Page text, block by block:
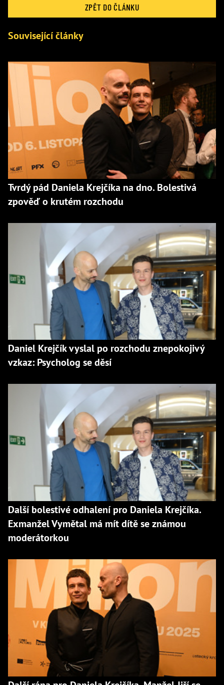
ZPĚT DO ČLÁNKU
Související články
Tvrdý pád Daniela Krejčíka na dno. Bolestivá
zpověď o krutém rozchodu
Daniel Krejčík vyslal po rozchodu znepokojivý
vzkaz: Psycholog se děsí
Další bolestivé odhalení pro Daniela Krejčíka.
Exmanžel Vymětal má mít dítě se známou
moderátorkou